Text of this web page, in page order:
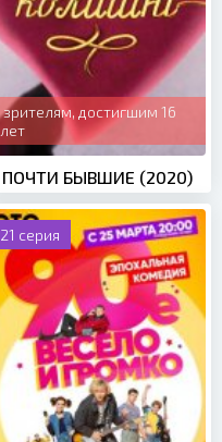
зрителям, достигшим 16
лет
ПОЧТИ БЫВШИЕ (2020)
21 серия